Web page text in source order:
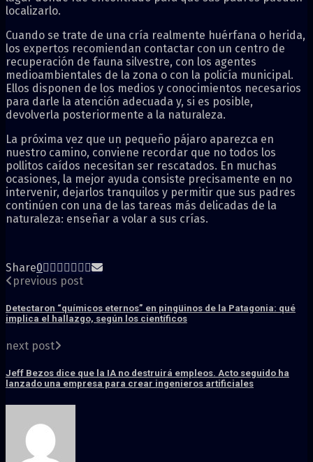
localizarlo.
Cuando se trate de una cría realmente huérfana o herida,
los expertos recomiendan contactar con un centro de
recuperación de fauna silvestre, con los agentes
medioambientales de la zona o con la policía municipal.
Ellos disponen de los medios y conocimientos necesarios
para darle la atención adecuada y, si es posible,
devolverla posteriormente a la naturaleza.
La próxima vez que un pequeño pájaro aparezca en
nuestro camino, conviene recordar que no todos los
pollitos caídos necesitan ser rescatados. En muchas
ocasiones, la mejor ayuda consiste precisamente en no
intervenir, dejarlos tranquilos y permitir que sus padres
continúen con una de las tareas más delicadas de la
naturaleza: enseñar a volar a sus crías.
Share0
previous post
Detectaron “químicos eternos” en pingüinos de la Patagonia: qué
implica el hallazgo, según los científicos
next post
Jeff Bezos dice que la IA no destruirá empleos. Acto seguido ha
lanzado una empresa para crear ingenieros artificiales